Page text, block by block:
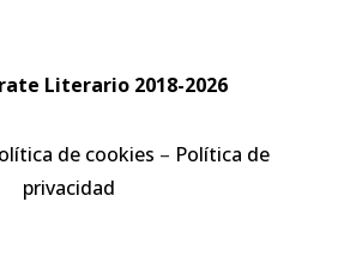
Literario 2018-2026
de cookies – Política de
privacidad